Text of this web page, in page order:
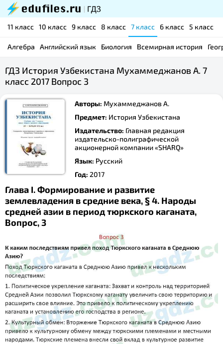
11 класс 10 класс 9 класс 8 класс 7 класс 6 класс 5 класс
Алгебра Английский язык Биология Всемирная история
ГДЗ История Узбекистана Мухаммеджанов А. 7
класс 2017 Вопрос 3
Авторы: Мухаммеджанов А.
Предмет: История Узбекистана
Издательство: Главная редакция
издательско-полиграфической
акционерной компании «SHARQ»
Язык: Русский
Год: 2017
Глава I. Формирование и развитие
землевладения в средние века, § 4. Народы
средней азии в период тюркского каганата,
Вопрос, 3